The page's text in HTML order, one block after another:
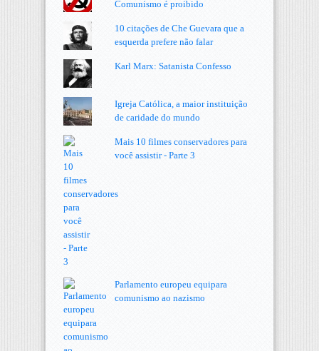
Comunismo é proibido
10 citações de Che Guevara que a
esquerda prefere não falar
Karl Marx: Satanista Confesso
Igreja Católica, a maior instituição
de caridade do mundo
Mais 10 filmes conservadores para
você assistir - Parte 3
Parlamento europeu equipara
comunismo ao nazismo